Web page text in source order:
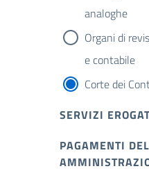
analoghe
Organi di
e contabile
Corte dei
SERVIZI
PAGAMENTI